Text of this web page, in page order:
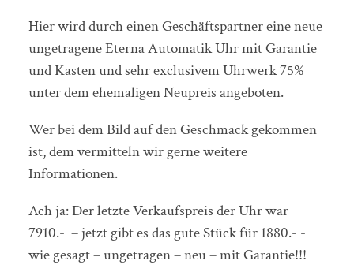
Hier wird durch einen Geschäftspartner eine neue
ungetragene Eterna Automatik Uhr mit Garantie
und Kasten und sehr exclusivem Uhrwerk 75%
unter dem ehemaligen Neupreis angeboten.
Wer bei dem Bild auf den Geschmack gekommen
ist, dem vermitteln wir gerne weitere
Informationen.
Ach ja: Der letzte Verkaufspreis der Uhr war
7910.- – jetzt gibt es das gute Stück für 1880.- -
wie gesagt – ungetragen – neu – mit Garantie!!!